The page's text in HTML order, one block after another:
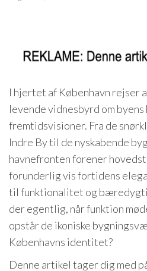
I hjertet af København rejser
levende vidnesbyrd om
fremtidsvisioner. Fra de
Indre By til de nyskabende
havnefronten forener
forunderlig vis fortidens
til funktionalitet og
der egentlig, når funktion
opstår de ikoniske
Københavns identitet?
Denne artikel tager dig med